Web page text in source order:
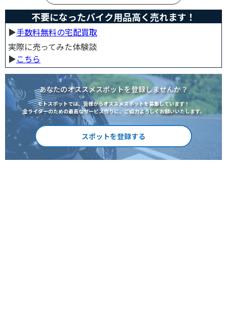
不要になったバイク用品高く売れます！
▶︎手数料無料の宅配買取
実際に売ってみた体験談
▶︎こちら
あなたのオススメスポットを登録しませんか？
モトスポットでは、皆様からオススメスポットを募集しています！
全ライダーのための最高なサービス作りに、ご協力よろしくお願いいたします。
スポットを登録する